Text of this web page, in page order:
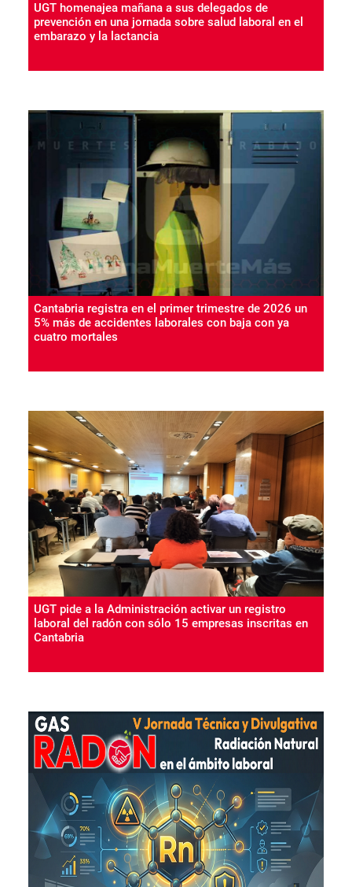
UGT homenajea mañana a sus delegados de
prevención en una jornada sobre salud laboral en el
embarazo y la lactancia
Cantabria registra en el primer trimestre de 2026 un
5% más de accidentes laborales con baja con ya
cuatro mortales
UGT pide a la Administración activar un registro
laboral del radón con sólo 15 empresas inscritas en
Cantabria